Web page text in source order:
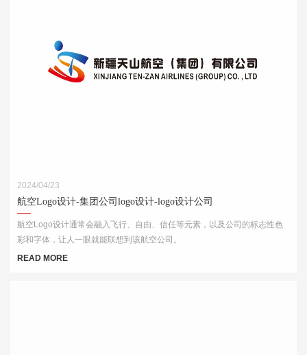
2024/04/23
航空Logo设计-集团公司logo设计-logo设计公司
航空Logo设计通常会融入飞行、自由、信任等元素，以及公司的标志性色
彩和字体，让人一眼就能联想到该航空公司。
READ MORE